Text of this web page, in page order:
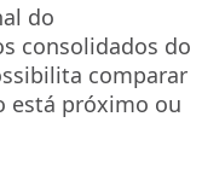
do
consolidados do
comparar
está próximo ou